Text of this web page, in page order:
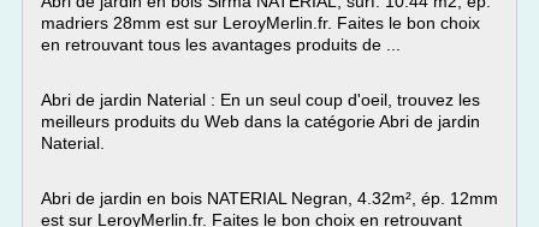
madriers 28mm est sur LeroyMerlin.fr. Faites le bon choix
en retrouvant tous les avantages produits de ...
Abri de jardin Naterial : En un seul coup d'oeil, trouvez les
meilleurs produits du Web dans la catégorie Abri de jardin
Naterial.
Abri de jardin en bois NATERIAL Negran, 4.32m², ép. 12mm
est sur LeroyMerlin.fr. Faites le bon choix en retrouvant